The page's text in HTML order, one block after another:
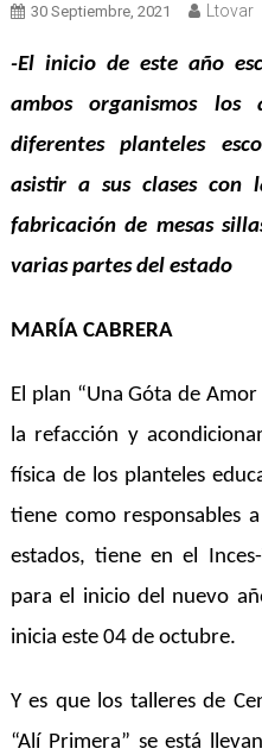
30 Septiembre, 2021 Ltovar
-El inicio de este año
ambos organismos
diferentes planteles
asistir a sus clases con
fabricación de mesas
varias partes del estado
MARÍA CABRERA
El plan “Una Góta de Amor
la refacción y
física de los planteles
tiene como responsables
estados, tiene en el
para el inicio del nuevo
inicia este 04 de octubre.
Y es que los talleres de
“Alí Primera” se está